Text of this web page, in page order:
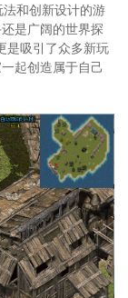
和创新设计的游
是广阔的世界探
是吸引了众多新玩
起创造属于自己